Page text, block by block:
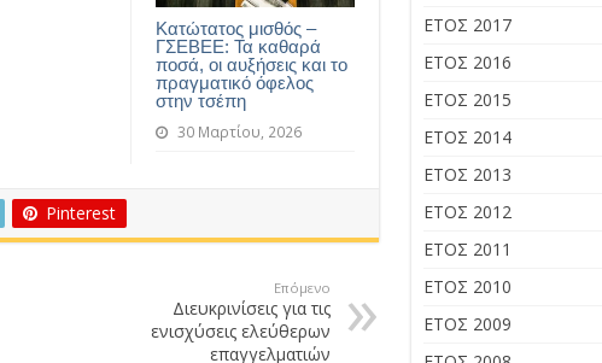
Κατώτατος μισθός –
ΓΣΕΒΕΕ: Τα καθαρά
ποσά, οι αυξήσεις και το
πραγματικό όφελος
στην τσέπη
30 Μαρτίου, 2026
Pinterest
Επόμενο
Διευκρινίσεις για τις
ενισχύσεις ελεύθερων
επαγγελματιών
ΕΤΟΣ 2017
ΕΤΟΣ 2016
ΕΤΟΣ 2015
ΕΤΟΣ 2014
ΕΤΟΣ 2013
ΕΤΟΣ 2012
ΕΤΟΣ 2011
ΕΤΟΣ 2010
ΕΤΟΣ 2009